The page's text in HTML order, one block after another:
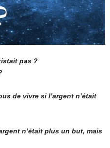
pas ?
de vivre si l’argent n’était
n’était plus un but, mais